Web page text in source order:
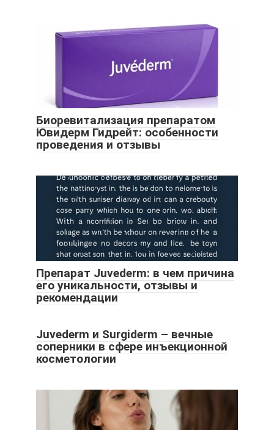
Биоревитализация препаратом
Ювидерм Гидрейт: особенности
проведения и отзывы
Препарат Juvederm: в чем причина
его уникальности, отзывы и
рекомендации
Juvederm и Surgiderm – вечные
соперники в сфере инъекционной
косметологии